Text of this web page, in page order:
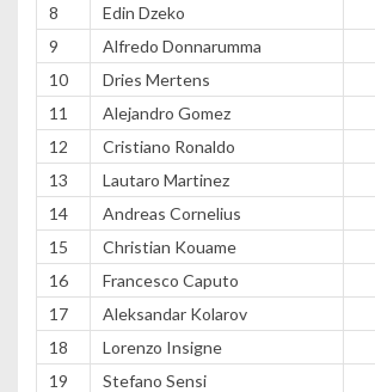
8
Edin Dzeko
9
Alfredo Donnarumma
10
Dries Mertens
11
Alejandro Gomez
12
Cristiano Ronaldo
13
Lautaro Martinez
14
Andreas Cornelius
15
Christian Kouame
16
Francesco Caputo
17
Aleksandar Kolarov
18
Lorenzo Insigne
19
Stefano Sensi